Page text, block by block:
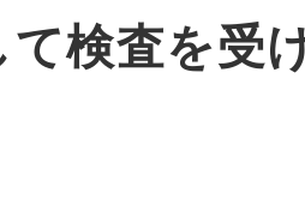
て検査を受